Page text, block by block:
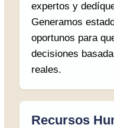
expertos y
Generamos
oportunos para
decisiones
reales.
Recursos